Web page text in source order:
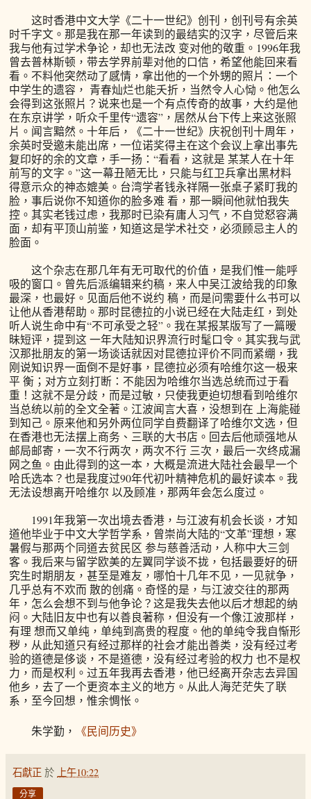
这时香港中文大学《二十一世纪》创刊，创刊号有余英
时千字文。那是我在那一年读到的最结实的汉字，尽管后来
我与他有过学术争论，却也无法改 变对他的敬重。1996年我
曾去普林斯顿，带去学界前辈对他的口信，希望他能回来看
看。不料他突然动了感情，拿出他的一个外甥的照片：一个
中学生的遗容， 青春灿烂也能夭折，当然令人心恸。他怎么
会得到这张照片？说来也是一个有点传奇的故事，大约是他
在东京讲学，听众千里传“遗容”，居然从台下传上来这张照
片。闻言黯然。十年后，《二十一世纪》庆祝创刊十周年，
余英时受邀未能出席，一位诺奖得主在这个会议上拿出事先
复印好的余的文章，手一扬：“看看，这就是 某某人在十年
前写的文字。”这一幕丑陋无比，只能与红卫兵拿出黑材料
得意示众的神态媲美。台湾学者钱永祥隔一张桌子紧盯我的
脸，事后说你不知道你的脸多难 看，那一瞬间他就怕我失
控。其实老钱过虑，我那时已染有庸人习气，不自觉怒容满
面，却有平顶山前鉴，知道这是学术社交，必须顾忌主人的
脸面。
这个杂志在那几年有无可取代的价值，是我们惟一能呼
吸的窗口。曾先后派编辑来约稿，来人中吴江波给我的印象
最深，也最好。见面后他不说约 稿，而是问需要什么书可以
让他从香港帮助。那时昆德拉的小说已经在大陆走红，到处
听人说生命中有“不可承受之轻”。我在某报某版写了一篇暧
昧短评，提到这 一年大陆知识界流行时髦口令。其实我与武
汉那批朋友的第一场谈话就因对昆德拉评价不同而紧绷，我
刚说知识界一面倒不是好事，昆德拉必须有哈维尔这一极来
平 衡；对方立刻打断：不能因为哈维尔当选总统而过于看
重！这就不是分歧，而是过敏，只使我更迫切想看到哈维尔
当总统以前的全文全著。江波闻言大喜，没想到在 上海能碰
到知己。原来他和另外两位同学自费翻译了哈维尔文选，但
在香港也无法摆上商务、三联的大书店。回去后他顽强地从
邮局邮寄，一次不行两次，两次不行 三次，最后一次终成漏
网之鱼。由此得到的这一本，大概是流进大陆社会最早一个
哈氏选本？也是我度过90年代初叶精神危机的最好读本。我
无法设想离开哈维尔 以及顾准，那两年会怎么度过。
1991年我第一次出境去香港，与江波有机会长谈，才知
道他毕业于中文大学哲学系，曾崇尚大陆的“文革”理想，寒
暑假与那两个同道去贫民区 参与慈善活动，人称中大三剑
客。我后来与留学欧美的左翼同学谈不拢，包括最要好的研
究生时期朋友，甚至是难友，哪怕十几年不见，一见就争，
几乎总有不欢而 散的创痛。奇怪的是，与江波交往的那两
年，怎么会想不到与他争论？这是我失去他以后才想起的纳
闷。大陆旧友中也有以善良著称，但没有一个像江波那样，
有理 想而又单纯，单纯到高贵的程度。他的单纯令我自惭形
秽，从此知道只有经过那样的社会才能出善类，没有经过考
验的道德是侈谈，不是道德，没有经过考验的权力 也不是权
力，而是权利。过五年我再去香港，他已经离开杂志去异国
他乡，去了一个更资本主义的地方。从此人海茫茫失了联
系，至今回想，惟余惆怅。
朱学勤， 《民间历史》
石獻正 於 上午10:22
分享